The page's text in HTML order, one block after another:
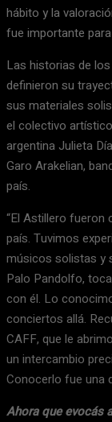
hábito y la
fue importante
Las historias de
definieron su
sus materiales
el colectivo
argentina Julieta
Garo Arakelian,
país.
“El Astillero
país. Tuvimos
músicos solistas y
Palo Pandolfo,
con él. Lo
conciertos allá.
CAFF, que le
un intercambio
Conocerlo fue una
Ahora que evocás